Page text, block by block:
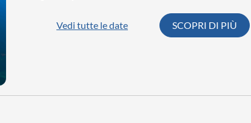
Vedi tutte le date SCOPRI DI PIÙ